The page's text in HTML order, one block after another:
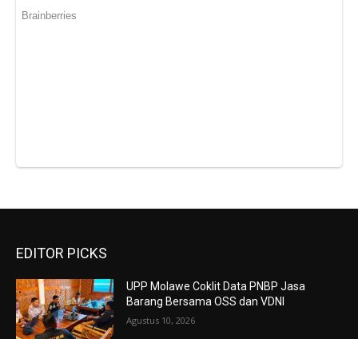
EDITOR PICKS
UPP Molawe Coklit Data PNBP Jasa
Barang Bersama OSS dan VDNI
Agustus 10, 2026